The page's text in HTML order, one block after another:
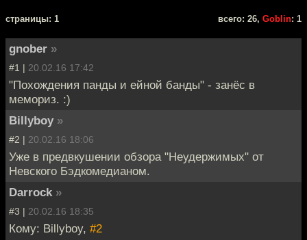
cтраницы: 1 всего: 26, Goblin: 1
gnober »
#1 | 20.02.16 17:42
"Похождения панды и ейной банды" - занёс в
мемориз. :)
Billyboy »
#2 | 20.02.16 18:06
Уже в предвкушении обзора "Неудержимых" от
Невского Бэдкомедианом.
Darrock »
#3 | 20.02.16 18:35
Кому: Billyboy, #2